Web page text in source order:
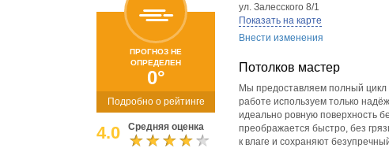
ПРОГНОЗ НЕ
ОПРЕДЕЛЕН
0°
Подробно о рейтинге
4.0 Средняя оценка
ул. Залесского 8/1
Показать на карте
Внести изменения
Потолков мастер
Мы предоставляем полный цикл
работе используем только
идеально ровную поверхность
преображается быстро, без
к влаге и сохраняют